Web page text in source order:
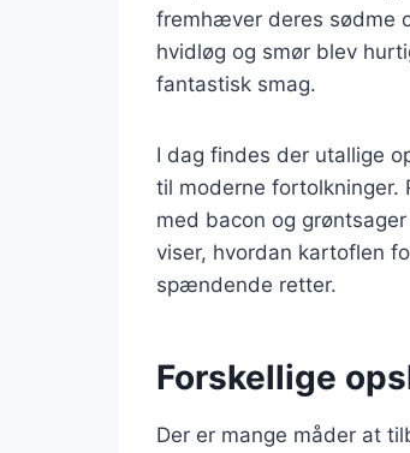
fremhæver deres sødme
hvidløg og smør blev
fantastisk smag.
I dag findes der utallige
til moderne fortolkninger.
med bacon og
viser, hvordan kartoflen
spændende retter.
Forskellige
Der er mange måder at